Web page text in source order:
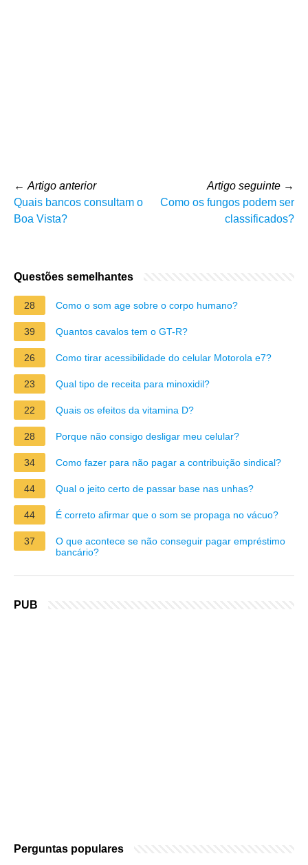
← Artigo anterior
Quais bancos consultam o
Boa Vista?
Artigo seguinte →
Como os fungos podem ser
classificados?
Questões semelhantes
28 Como o som age sobre o corpo humano?
39 Quantos cavalos tem o GT-R?
26 Como tirar acessibilidade do celular Motorola e7?
23 Qual tipo de receita para minoxidil?
22 Quais os efeitos da vitamina D?
28 Porque não consigo desligar meu celular?
34 Como fazer para não pagar a contribuição sindical?
44 Qual o jeito certo de passar base nas unhas?
44 É correto afirmar que o som se propaga no vácuo?
37
O que acontece se não conseguir pagar empréstimo
bancário?
PUB
Perguntas populares